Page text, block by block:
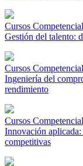
Cursos
Gestión del talento:
Cursos
Ingeniería del
rendimiento
Cursos
Innovación
competitivas